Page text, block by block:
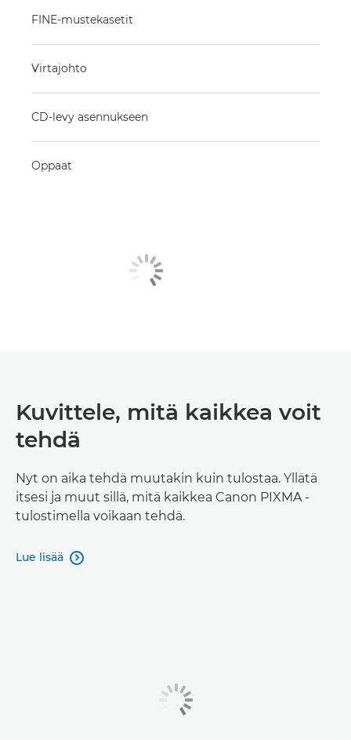
FINE-mustekasetit
Virtajohto
CD-levy asennukseen
Oppaat
Kuvittele, mitä kaikkea voit
tehdä
Nyt on aika tehdä muutakin kuin tulostaa. Yllätä
itsesi ja muut sillä, mitä kaikkea Canon PIXMA -
tulostimella voikaan tehdä.
Lue lisää 